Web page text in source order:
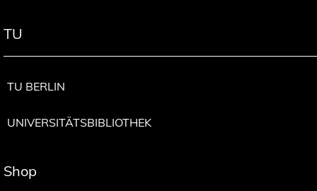
TU
TU BERLIN
UNIVERSITÄTSBIBLIOTHEK
Shop